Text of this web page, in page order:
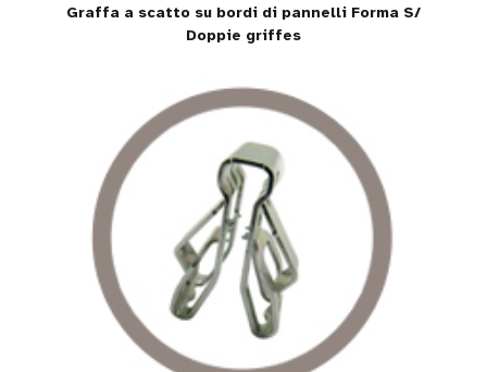
Graffa a scatto su bordi di pannelli Forma S/
Doppie griffes